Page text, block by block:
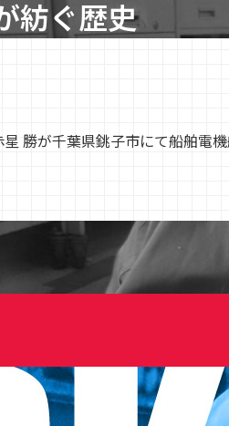
紡ぐ歴史
星 勝が千葉県銚子市にて船舶電
子電機工作所として法人組織に
株式会社に社名を変更